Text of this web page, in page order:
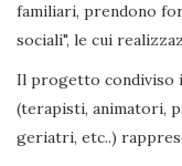
familiari, prendono
sociali", le cui
Il progetto condiviso
(terapisti, animatori,
geriatri, etc..)